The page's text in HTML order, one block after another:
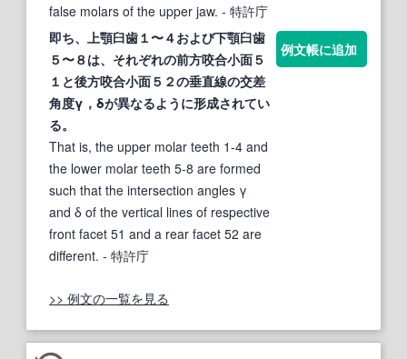
false molars of the upper jaw. - 特許庁
即ち、上顎臼歯１〜４および下顎臼歯
５〜８は、それぞれの前方咬合小面５
１と後方咬合小面５２の垂直線の交差
角度γ，δが異なるように形成されてい
る。
That is, the upper molar teeth 1-4 and
the lower molar teeth 5-8 are formed
such that the intersection angles γ
and δ of the vertical lines of respective
front facet 51 and a rear facet 52 are
different. - 特許庁
例文帳に追加
>> 例文の一覧を見る